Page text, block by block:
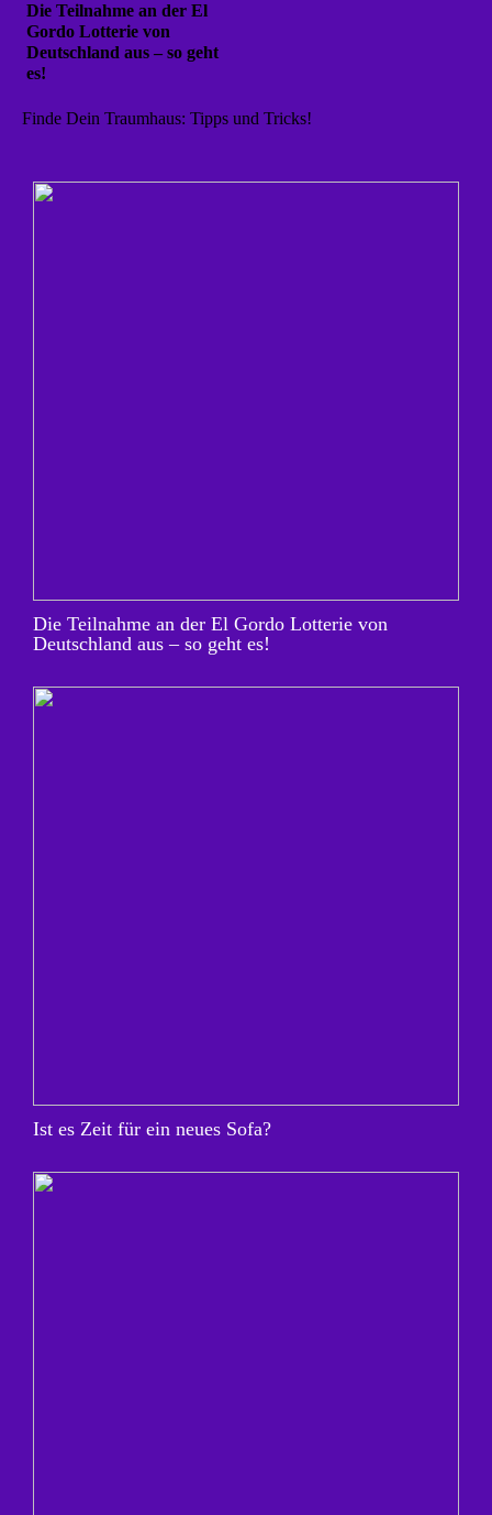
Die Teilnahme an der El
Gordo Lotterie von
Deutschland aus – so geht
es!
Finde Dein Traumhaus: Tipps und Tricks!
Die Teilnahme an der El Gordo Lotterie von
Deutschland aus – so geht es!
Ist es Zeit für ein neues Sofa?